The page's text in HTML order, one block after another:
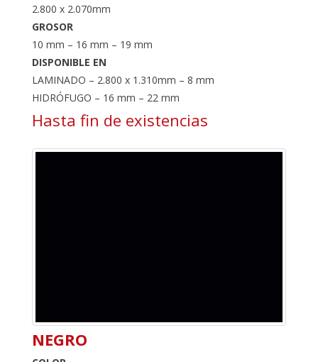
2.800 x 2.070mm
GROSOR
10 mm – 16 mm – 19 mm
DISPONIBLE EN
LAMINADO – 2.800 x 1.310mm – 8 mm
HIDRÓFUGO – 16 mm – 22 mm
Hasta fin de existencias
NEGRO